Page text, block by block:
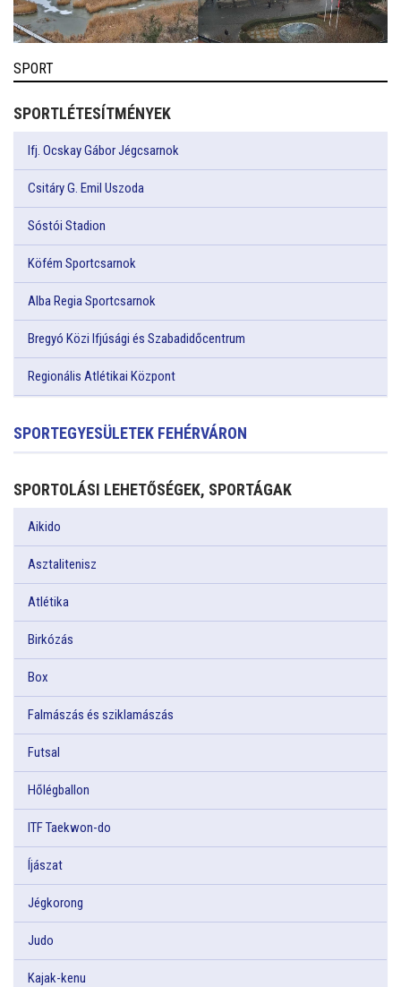
SPORT
SPORTLÉTESÍTMÉNYEK
Ifj. Ocskay Gábor Jégcsarnok
Csitáry G. Emil Uszoda
Sóstói Stadion
Köfém Sportcsarnok
Alba Regia Sportcsarnok
Bregyó Közi Ifjúsági és Szabadidőcentrum
Regionális Atlétikai Központ
SPORTEGYESÜLETEK FEHÉRVÁRON
SPORTOLÁSI LEHETŐSÉGEK, SPORTÁGAK
Aikido
Asztalitenisz
Atlétika
Birkózás
Box
Falmászás és sziklamászás
Futsal
Hőlégballon
ITF Taekwon-do
Íjászat
Jégkorong
Judo
Kajak-kenu